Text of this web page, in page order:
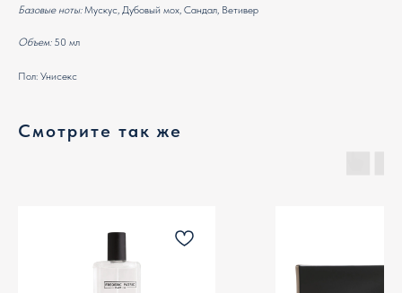
Базовые ноты:Мускус, Дубовый мох, Сандал, Ветивер
Объем: 50 мл
Пол: Унисекс
Смотрите так же